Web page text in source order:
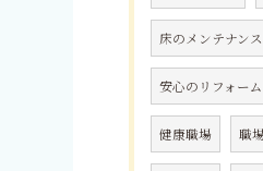
床のメンテナンス
安心のリフォーム
健康職場 職